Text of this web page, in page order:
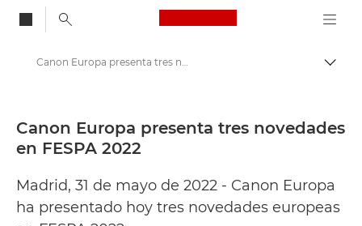
Canon Logo, back
Centro de prensa
Canon Europa presenta tres novedades en FESPA 2022 - Centro de prensa de Canon
Canon Europa presenta tres novedades
en FESPA 2022
Madrid, 31 de mayo de 2022 - Canon Europa
ha presentado hoy tres novedades europeas